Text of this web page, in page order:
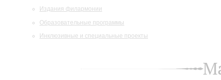
Издания филармонии
Образовательные программы
Инклюзивные и специальные проекты